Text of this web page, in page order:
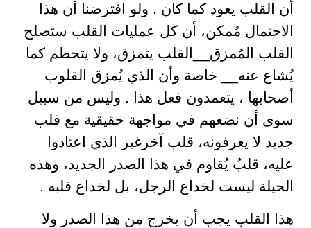
أن القلب يعود كما كان . ولو افترضنا أن هذا
الاحتمال مُمكن، أن كل عمليات القلب ستصلح
القلب المُمزق__القلب يتمزق، ولا يتحطم كما
يُشاع عنه__ خاصة وأن الذي يُمزق القلوب
أصحابها ، يتعمدون فعل هذا . وليس من سبيل
سوى أن نضعهم في مواجهة حقيقية مع قلب
جديد لا يعرفونه، قلب آخرغير الذي اعتادوا
عليه، قلبٌ يُقاوم في هذا الصدر الجديد، وهذه
الحيلة ليست لخداع الرجل، بل لخداع قلبه .
هذا القلب يجب أن يخرج من هذا الصدر ولا